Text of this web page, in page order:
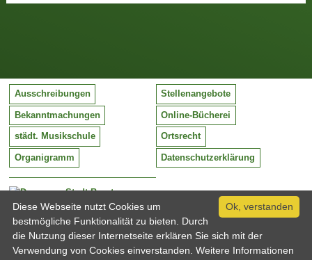
Stadt Barntrup
Mittelstraße 38
32683 Barntrup
Tel:
Email:
05263 / 409-0
info@barntrup.de
Ausschreibungen Stellenangebote
Bekanntmachungen Online-Bücherei
städt. Musikschule Ortsrecht
Organigramm Datenschutzerklärung
Ok, verstanden
Diese Webseite nutzt Cookies um
bestmögliche Funktionalität zu bieten. Durch
die Nutzung dieser Internetseite erklären Sie sich mit der
Verwendung von Cookies einverstanden. Weitere Informationen